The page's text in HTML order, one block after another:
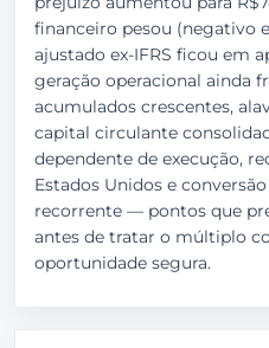
financeiro pesou (negativo
ajustado ex-IFRS ficou em
geração operacional ainda
acumulados crescentes,
capital circulante
dependente de execução,
Estados Unidos e
recorrente — pontos que
antes de tratar o múltiplo
oportunidade segura.